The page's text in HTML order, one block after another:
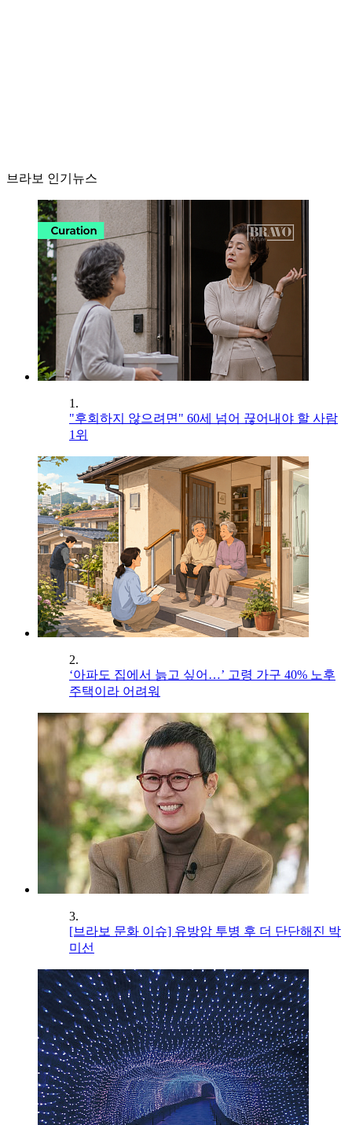
브라보 인기뉴스
1.
"후회하지 않으려면" 60세 넘어 끊어내야 할 사람
1위
2.
‘아파도 집에서 늙고 싶어…’ 고령 가구 40% 노후
주택이라 어려워
3.
[브라보 문화 이슈] 유방암 투병 후 더 단단해진 박
미선